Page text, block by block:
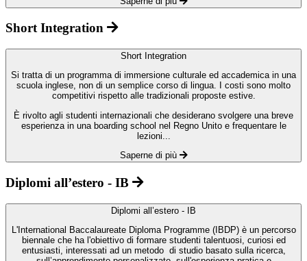
Short Integration
Short Integration
Si tratta di un programma di immersione culturale ed accademica in una
scuola inglese, non di un semplice corso di lingua. I costi sono molto
competitivi rispetto alle tradizionali proposte estive.
È rivolto agli studenti internazionali che desiderano svolgere una breve
esperienza in una boarding school nel Regno Unito e frequentare le
lezioni...
Saperne di più
Diplomi all’estero - IB
Diplomi all’estero - IB
L'International Baccalaureate Diploma Programme (IBDP) è un percorso
biennale che ha l'obiettivo di formare studenti talentuosi, curiosi ed
entusiasti, interessati ad un metodo di studio basato sulla ricerca,